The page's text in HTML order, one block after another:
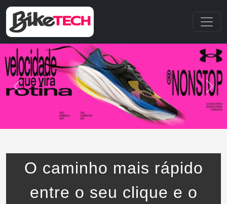
O caminho mais rápido
entre o seu clique e o